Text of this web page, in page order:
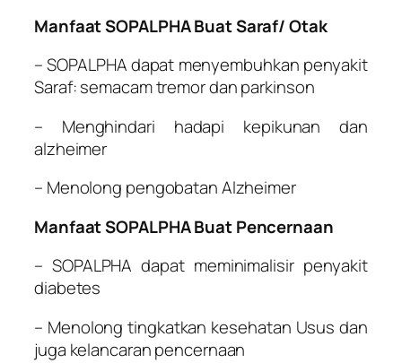
Manfaat SOPALPHA Buat Saraf/ Otak
– SOPALPHA dapat menyembuhkan penyakit
Saraf: semacam tremor dan parkinson
– Menghindari hadapi kepikunan dan
alzheimer
– Menolong pengobatan Alzheimer
Manfaat SOPALPHA Buat Pencernaan
– SOPALPHA dapat meminimalisir penyakit
diabetes
– Menolong tingkatkan kesehatan Usus dan
juga kelancaran pencernaan